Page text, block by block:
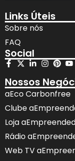
Links Úteis
Sobre nós
FAQ
Social
Nossos
aEco Carbonfree
Clube
Loja
Rádio
Web TV